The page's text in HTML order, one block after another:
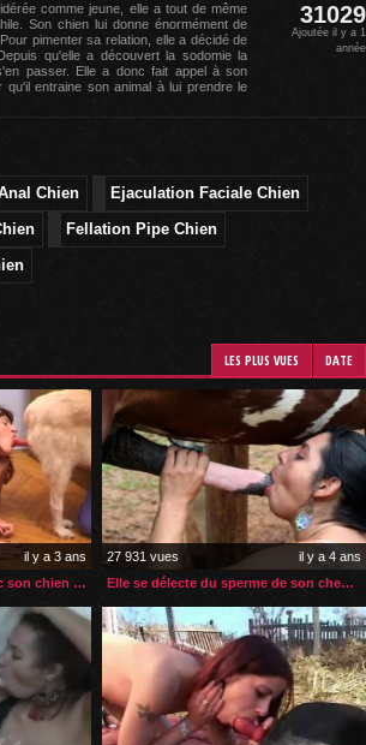
comme jeune, elle a tout de même
Son chien lui donne énormément de
pimenter sa relation, elle a décidé de
qu'elle a découvert la sodomie la
passer. Elle a donc fait appel à son
qu'il entraine son animal à lui prendre le
31029
Ajoutée il y a 1
année
Chien
Ejaculation Faciale Chien
Fellation Pipe Chien
LES PLUS VUES DATE
il y a 3 ans
Son entraîneuse vient avec son chien en guise de récompense xxx
27 931 vues
il y a 4 ans
Elle se délecte du sperme de son cheval avant la saillie